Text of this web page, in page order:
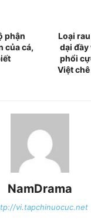
phận
của cá,
Loại
dại
phổi
Việt
NamDrama
vi.tapchinuocuc.net